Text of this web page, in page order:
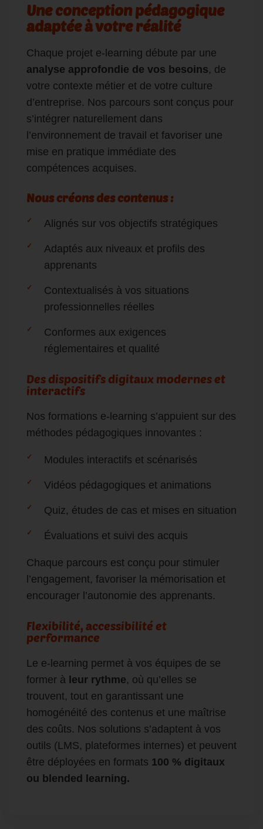
Une conception pédagogique
adaptée à votre réalité
Chaque projet e-learning débute par une
analyse approfondie de vos besoins, de
votre contexte métier et de votre culture
d’entreprise. Nos parcours sont conçus pour
s’intégrer naturellement dans
l’environnement de travail et favoriser une
mise en pratique immédiate des
compétences acquises.
Nous créons des contenus :
Alignés sur vos objectifs stratégiques
Adaptés aux niveaux et profils des
apprenants
Contextualisés à vos situations
professionnelles réelles
Conformes aux exigences
réglementaires et qualité
Des dispositifs digitaux modernes et
interactifs
Nos formations e-learning s’appuient sur des
méthodes pédagogiques innovantes :
Modules interactifs et scénarisés
Vidéos pédagogiques et animations
Quiz, études de cas et mises en situation
Évaluations et suivi des acquis
Chaque parcours est conçu pour stimuler
l’engagement, favoriser la mémorisation et
encourager l’autonomie des apprenants.
Flexibilité, accessibilité et
performance
Le e-learning permet à vos équipes de se
former à leur rythme, où qu’elles se
trouvent, tout en garantissant une
homogénéité des contenus et une maîtrise
des coûts. Nos solutions s’adaptent à vos
outils (LMS, plateformes internes) et peuvent
être déployées en formats 100 % digitaux
ou blended learning.